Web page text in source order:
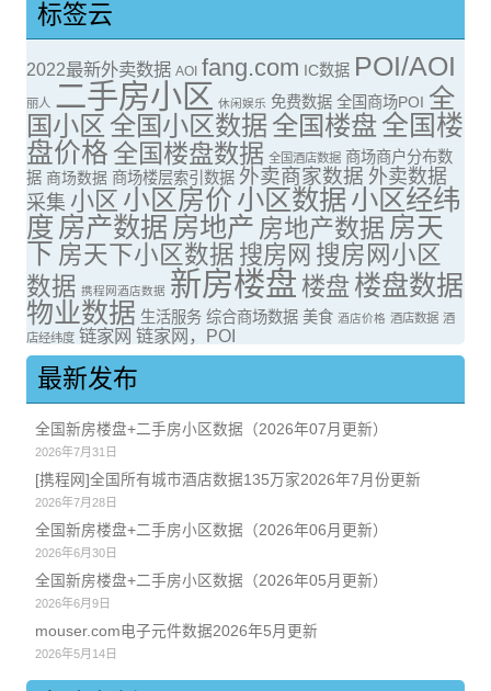
标签云
2022最新外卖数据 AOI fang.com IC数据 POI/AOI
丽人 二手房小区 休闲娱乐 免费数据 全国商场POI 全
国小区 全国小区数据全国楼盘全国楼
盘价格 全国楼盘数据 全国酒店数据 商场商户分布数
据 商场数据 商场楼层索引数据 外卖商家数据 外卖数据
采集 小区 小区房价 小区数据小区经纬
度 房产数据 房地产 房地产数据 房天
下 房天下小区数据 搜房网 搜房网小区
数据 携程网酒店数据 新房楼盘 楼盘 楼盘数据
物业数据 生活服务 综合商场数据 美食 酒店价格 酒店数据 酒
店经纬度 链家网 链家网，POI
最新发布
全国新房楼盘+二手房小区数据（2026年07月更新）
2026年7月31日
[携程网]全国所有城市酒店数据135万家2026年7月份更新
2026年7月28日
全国新房楼盘+二手房小区数据（2026年06月更新）
2026年6月30日
全国新房楼盘+二手房小区数据（2026年05月更新）
2026年6月9日
mouser.com电子元件数据2026年5月更新
2026年5月14日